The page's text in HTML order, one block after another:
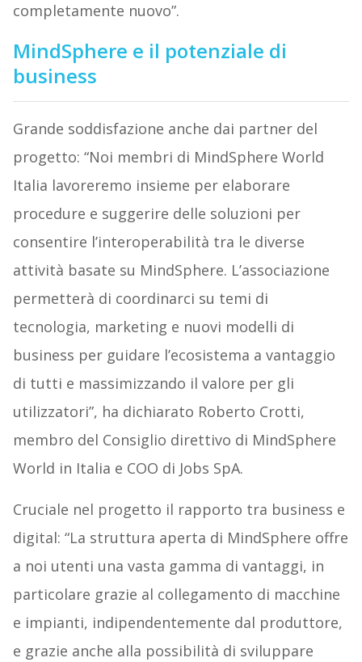
completamente nuovo”.
MindSphere e il potenziale di
business
Grande soddisfazione anche dai partner del
progetto: “Noi membri di MindSphere World
Italia lavoreremo insieme per elaborare
procedure e suggerire delle soluzioni per
consentire l’interoperabilità tra le diverse
attività basate su MindSphere. L’associazione
permetterà di coordinarci su temi di
tecnologia, marketing e nuovi modelli di
business per guidare l’ecosistema a vantaggio
di tutti e massimizzando il valore per gli
utilizzatori”, ha dichiarato Roberto Crotti,
membro del Consiglio direttivo di MindSphere
World in Italia e COO di Jobs SpA.
Cruciale nel progetto il rapporto tra business e
digital: “La struttura aperta di MindSphere offre
a noi utenti una vasta gamma di vantaggi, in
particolare grazie al collegamento di macchine
e impianti, indipendentemente dal produttore,
e grazie anche alla possibilità di sviluppare